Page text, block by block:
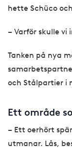
hette Schüco
– Varför skulle
Tanken på nya
och Stålpartier i
Ett område
– Ett oerhört
utmanar. Lås,